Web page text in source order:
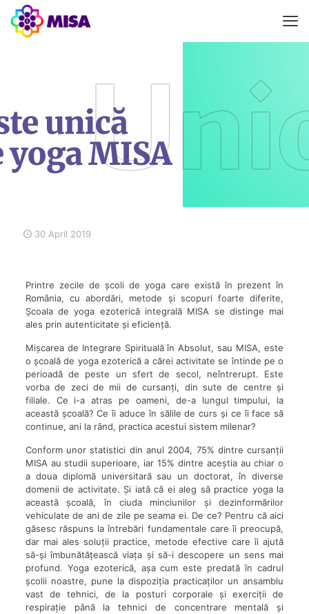
30 April 2019
Printre zecile de școli de yoga care există în prezent în
România, cu abordări, metode și scopuri foarte diferite,
Școala de yoga ezoterică integrală MISA se distinge mai
ales prin autenticitate și eficiență.
Mișcarea de Integrare Spirituală în Absolut, sau MISA, este
o școală de yoga ezoterică a cărei activitate se întinde pe o
perioadă de peste un sfert de secol, neîntrerupt. Este
vorba de zeci de mii de cursanți, din sute de centre și
filiale. Ce i-a atras pe oameni, de-a lungul timpului, la
această școală? Ce îi aduce în sălile de curs și ce îi face să
continue, ani la rând, practica acestui sistem milenar?
Conform unor statistici din anul 2004, 75% dintre cursanții
MISA au studii superioare, iar 15% dintre aceștia au chiar o
a doua diplomă universitară sau un doctorat, în diverse
domenii de activitate. Și iată că ei aleg să practice yoga la
această școală, în ciuda minciunilor și dezinformărilor
vehiculate de ani de zile pe seama ei. De ce? Pentru că aici
găsesc răspuns la întrebări fundamentale care îi preocupă,
dar mai ales soluții practice, metode efective care îi ajută
să-și îmbunătățească viața și să-i descopere un sens mai
profund. Yoga ezoterică, așa cum este predată în cadrul
școlii noastre, pune la dispoziția practicaților un ansamblu
vast de tehnici, de la posturi corporale și exerciții de
respirație până la tehnici de concentrare mentală și